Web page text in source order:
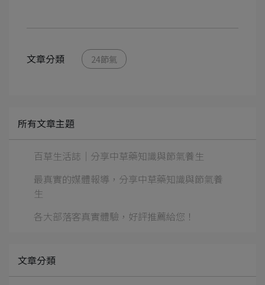
文章分類 24節氣
所有文章主題
百草生活誌｜分享中草藥知識與節氣養生
最真實的媒體報導，分享中草藥知識與節氣養
生
各大部落客真實體驗，好評推薦給您！
文章分類